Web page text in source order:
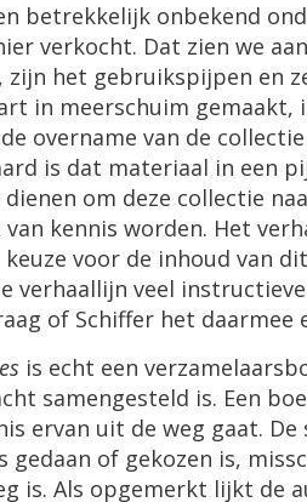
betrekkelijk onbekend
verkocht. Dat zien we aan
, zijn het gebruikspijpen en
in meerschuim gemaakt,
de overname van de collectie
is dat materiaal in een
dienen om deze collectie
van kennis worden. Het
keuze voor de inhoud van dit
verhaallijn veel
of Schiffer het daarmee
is echt een
samengesteld is. Een
ervan uit de weg gaat. De
gedaan of gekozen is,
is. Als opgemerkt lijkt de